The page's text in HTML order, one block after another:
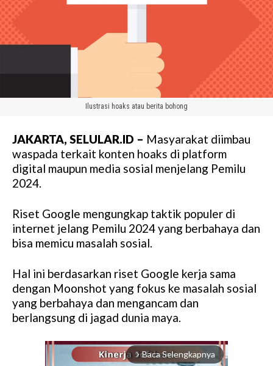
Ilustrasi hoaks atau berita bohong
JAKARTA, SELULAR.ID – Masyarakat diimbau
waspada terkait konten hoaks di platform
digital maupun media sosial menjelang Pemilu
2024.
Riset Google mengungkap taktik populer di
internet jelang Pemilu 2024 yang berbahaya dan
bisa memicu masalah sosial.
Hal ini berdasarkan riset Google kerja sama
dengan Moonshot yang fokus ke masalah sosial
yang berbahaya dan mengancam dan
berlangsung di jagad dunia maya.
arrow_forward_ios Baca Selengkapnya